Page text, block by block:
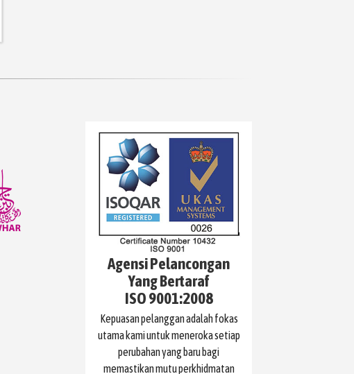
Agensi Pelancongan
Yang Bertaraf
ISO 9001:2008
Kepuasan pelanggan adalah fokas
utama kami untuk meneroka setiap
perubahan yang baru bagi
memastikan mutu perkhidmatan